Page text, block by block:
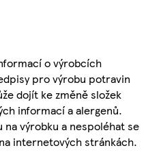
o výrobcích
pro výrobu potravin
dojít ke změně složek
informací a alergenů.
výrobku a nespoléhat se
internetových stránkách.